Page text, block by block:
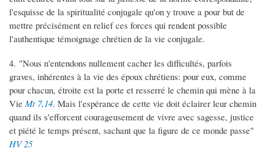
l'esquisse de la spiritualité conjugale qu'on y trouve a pour but de
mettre précisément en relief ces forces qui rendent possible
l'authentique témoignage chrétien de la vie conjugale.
4. "Nous n'entendons nullement cacher les difficultés, parfois
graves, inhérentes à la vie des époux chrétiens: pour eux, comme
pour chacun, étroite est la porte et resserré le chemin qui mène à la
Vie Mt 7,14. Mais l'espérance de cette vie doit éclairer leur chemin
quand ils s'efforcent courageusement de vivre avec sagesse, justice
et piété le temps présent, sachant que la figure de ce monde passe"
HV 25